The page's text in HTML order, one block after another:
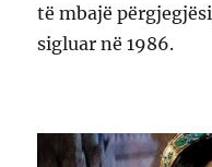
të mbajë
sigluar në 1986.